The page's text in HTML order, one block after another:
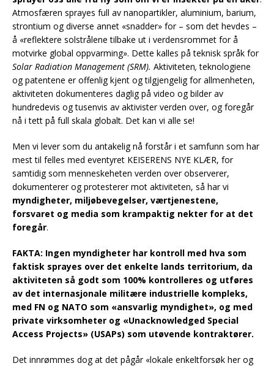
Atmosfæren sprayes full av nanopartikler, aluminium, barium,
strontium og diverse annet «snadder» for – som det hevdes –
å «reflektere solstrålene tilbake ut i verdensrommet for å
motvirke global oppvarming». Dette kalles på teknisk språk for
Solar Radiation Management (SRM). Aktiviteten,teknologiene
og patentene er offenlig kjent og tilgjengelig for allmenheten,
aktiviteten dokumenteres daglig på video og bilder av
hundredevis og tusenvis av aktivister verden over, og foregår
nå i tett på full skala globalt. Det kan vi alle se!
Men vi lever som du antakelig nå forstår i et samfunn som har
mest til felles med eventyret KEISERENS NYE KLÆR, for
samtidig som menneskeheten verden over observerer,
dokumenterer og protesterer mot aktiviteten, så har vi
myndigheter, miljøbevegelser, værtjenestene,
forsvaret og media som krampaktig nekter for at det
foregår.
FAKTA: Ingen myndigheter har kontroll med hva som
faktisk sprayes over det enkelte lands territorium, da
aktiviteten så godt som 100% kontrolleres og utføres
av det internasjonale militære industrielle kompleks,
med FN og NATO som «ansvarlig myndighet», og med
private virksomheter og «Unacknowledged Special
Access Projects» (USAPs) som utøvende kontraktører.
Det innrømmes dog at det pågår «lokale enkeltforsøk her og